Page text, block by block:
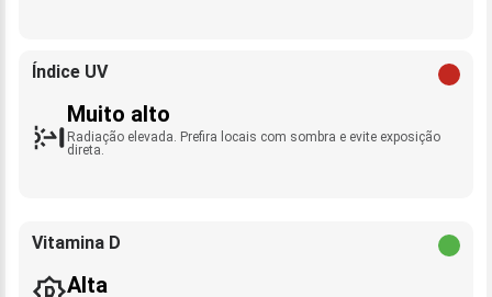
Índice UV
Muito alto
Radiação elevada. Prefira locais com sombra e evite exposição
direta.
Vitamina D
Alta